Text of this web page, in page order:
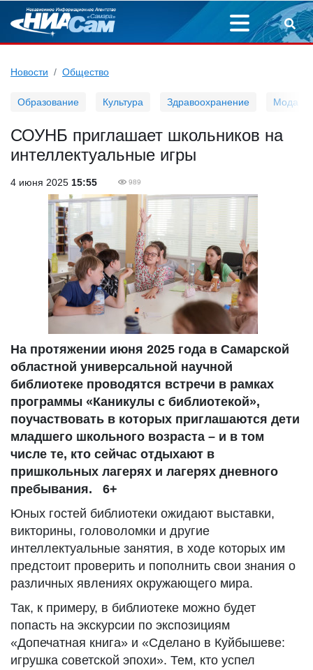
Новости Общество
Образование Культура Здравоохранение Мода
СОУНБ приглашает школьников на
интеллектуальные игры
4 июня 2025 15:55 989
На протяжении июня 2025 года в Самарской
областной универсальной научной
библиотеке проводятся встречи в рамках
программы «Каникулы с библиотекой»,
поучаствовать в которых приглашаются дети
младшего школьного возраста – и в том
числе те, кто сейчас отдыхают в
пришкольных лагерях и лагерях дневного
пребывания. 6+
Юных гостей библиотеки ожидают выставки,
викторины, головоломки и другие
интеллектуальные занятия, в ходе которых им
предстоит проверить и пополнить свои знания о
различных явлениях окружающего мира.
Так, к примеру, в библиотеке можно будет
попасть на экскурсии по экспозициям
«Допечатная книга» и «Сделано в Куйбышеве:
игрушка советской эпохи». Тем, кто успел